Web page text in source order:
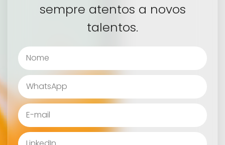
sempre atentos a novos
talentos.